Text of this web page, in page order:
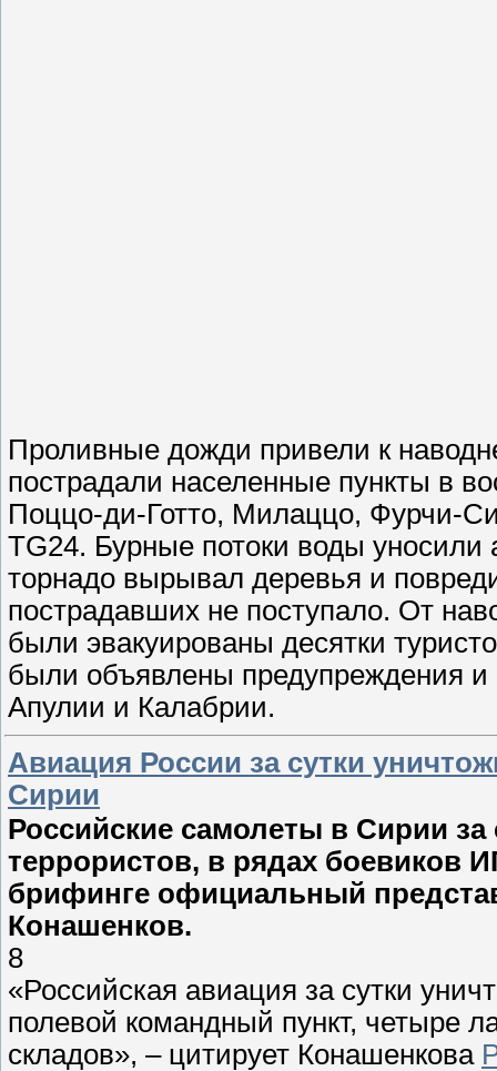
Проливные дожди привели к
пострадали населенные пункты в
Поццо-ди-Готто, Милаццо, Фурчи-
TG24. Бурные потоки воды
торнадо вырывал деревья и
пострадавших не поступало. От
были эвакуированы десятки
были объявлены предупреждения
Апулии и Калабрии.
Авиация России за сутки
Сирии
Российские самолеты в Сирии за
террористов, в рядах боевиков
брифинге официальный
Конашенков.
8
«Российская авиация за сутки
полевой командный пункт, четыре
складов», – цитирует Конашенкова